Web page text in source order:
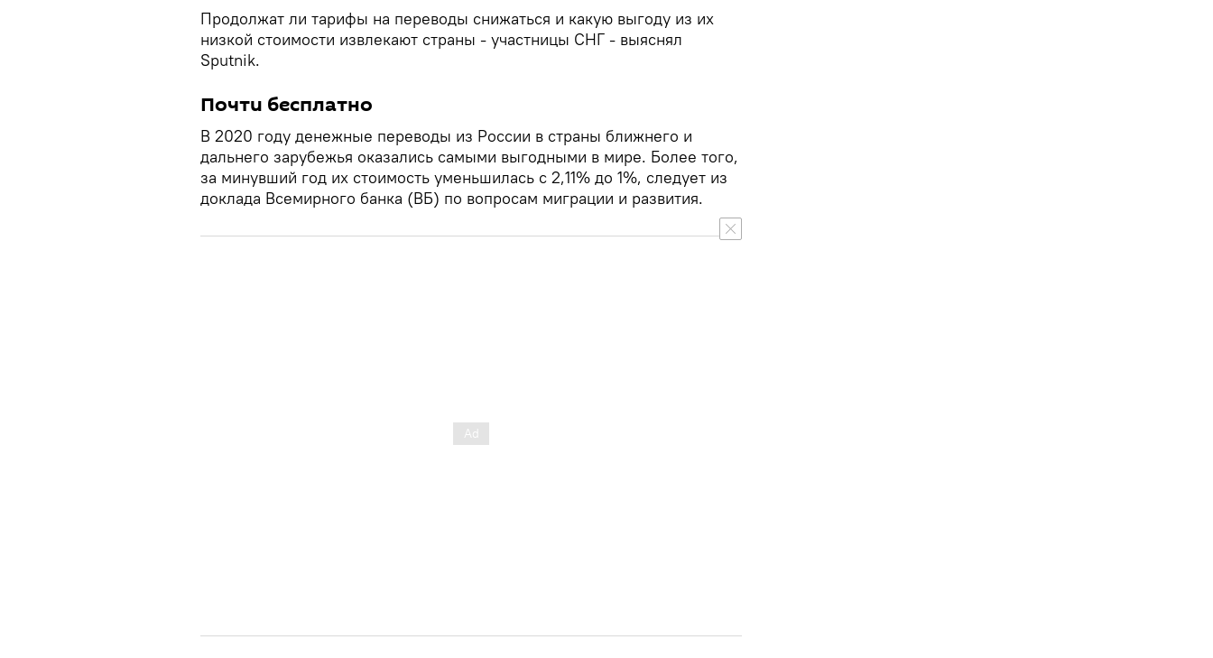
Продолжат ли тарифы на переводы снижаться и какую выгоду из их
низкой стоимости извлекают страны - участницы СНГ - выяснял
Sputnik.
Почти бесплатно
В 2020 году денежные переводы из России в страны ближнего и
дальнего зарубежья оказались самыми выгодными в мире. Более того,
за минувший год их стоимость уменьшилась с 2,11% до 1%, следует из
доклада Всемирного банка (ВБ) по вопросам миграции и развития.